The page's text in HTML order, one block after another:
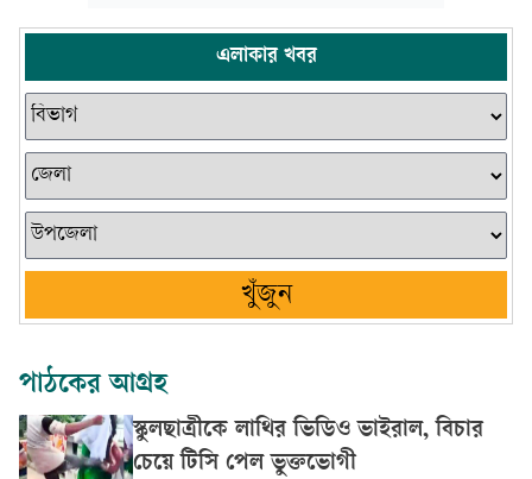
এলাকার খবর
খুঁজুন
পাঠকের আগ্রহ
স্কুলছাত্রীকে লাথির ভিডিও ভাইরাল, বিচার
চেয়ে টিসি পেল ভুক্তভোগী